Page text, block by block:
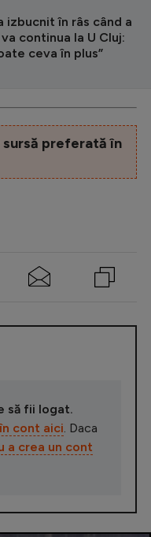
izbucnit în râs când a
continua la U Cluj:
ceva în plus”
preferată în
să fii logat.
cont aici . Daca
a crea un cont